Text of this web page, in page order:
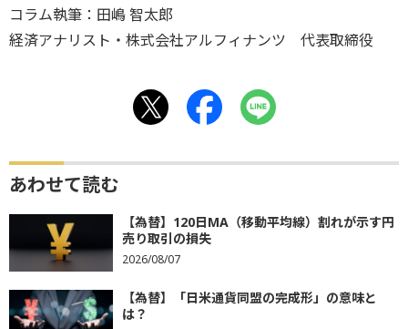
コラム執筆：田嶋 智太郎
経済アナリスト・株式会社アルフィナンツ 代表取締役
あわせて読む
【為替】120日MA（移動平均線）割れが示す円
売り取引の損失
2026/08/07
【為替】「日米通貨同盟の完成形」の意味と
は？